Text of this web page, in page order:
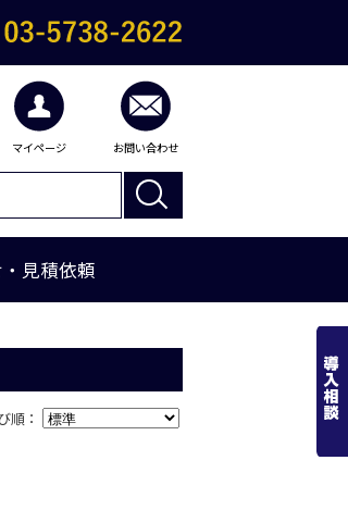
マイページ お問い合わせ
見積依頼
順：